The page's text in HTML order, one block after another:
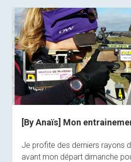
[By Anaïs] Mon
Je profite des derniers rayons
avant mon départ dimanche